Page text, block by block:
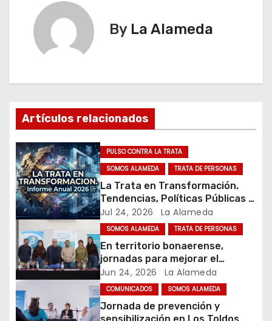
que depende de…
c
i
ó
n
d
e
e
n
t
By La Alameda
Artículos relacionados
PULSO CONTRA LA TRATA
SOMOS ALAMEDA
TRATA DE PERSONAS
La Trata en Transformación.
Tendencias, Políticas Públicas y
Nuevos Desafíos. Argentina y el
Mundo – Julio 2026
Jul 24, 2026 La Alameda
SOMOS ALAMEDA TRATA DE PERSONAS
En territorio bonaerense,
jornadas para mejorar el
cuidado en comunidad
Jun 24, 2026 La Alameda
COMUNICADOS SOMOS ALAMEDA
Jornada de prevención y